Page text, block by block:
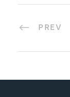
PREV